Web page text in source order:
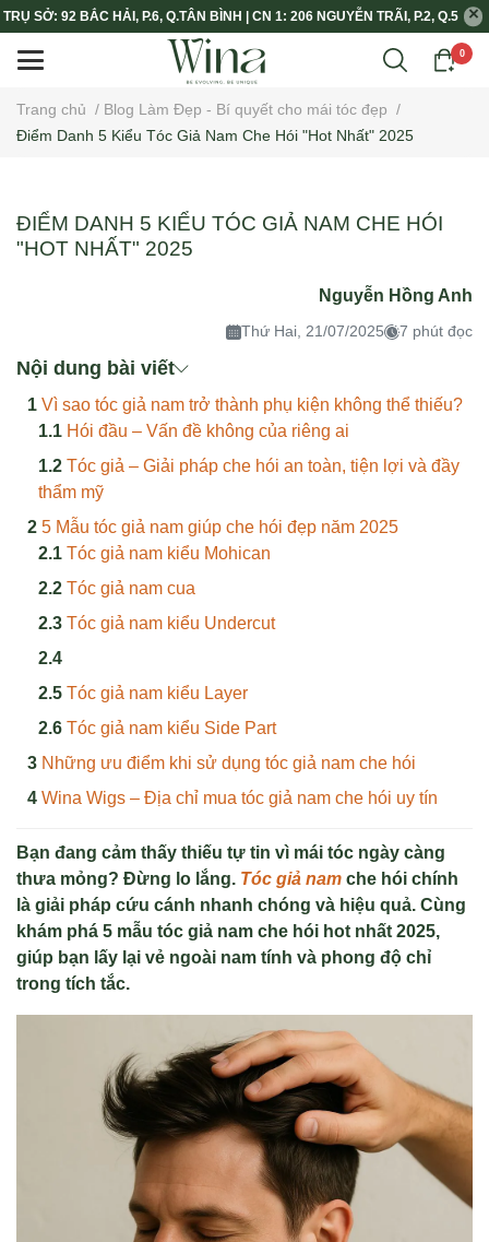
TRỤ SỞ: 92 BẮC HẢI, P.6, Q.TÂN BÌNH | CN 1: 206 NGUYỄN TRÃI, P.2, Q.5
0
Trang chủ / Blog Làm Đẹp - Bí quyết cho mái tóc đẹp /
Điểm Danh 5 Kiểu Tóc Giả Nam Che Hói "Hot Nhất" 2025
ĐIỂM DANH 5 KIỂU TÓC GIẢ NAM CHE HÓI
"HOT NHẤT" 2025
Nguyễn Hồng Anh
Thứ Hai, 21/07/2025 7 phút đọc
Nội dung bài viết
Vì sao tóc giả nam trở thành phụ kiện không thể thiếu?
Hói đầu – Vấn đề không của riêng ai
Tóc giả – Giải pháp che hói an toàn, tiện lợi và đầy
thẩm mỹ
5 Mẫu tóc giả nam giúp che hói đẹp năm 2025
Tóc giả nam kiểu Mohican
Tóc giả nam cua
Tóc giả nam kiểu Undercut
Tóc giả nam kiểu Layer
Tóc giả nam kiểu Side Part
Những ưu điểm khi sử dụng tóc giả nam che hói
Wina Wigs – Địa chỉ mua tóc giả nam che hói uy tín
Bạn đang cảm thấy thiếu tự tin vì mái tóc ngày càng
thưa mỏng? Đừng lo lắng. Tóc giả nam che hói chính
là giải pháp cứu cánh nhanh chóng và hiệu quả. Cùng
khám phá 5 mẫu tóc giả nam che hói hot nhất 2025,
giúp bạn lấy lại vẻ ngoài nam tính và phong độ chỉ
trong tích tắc.